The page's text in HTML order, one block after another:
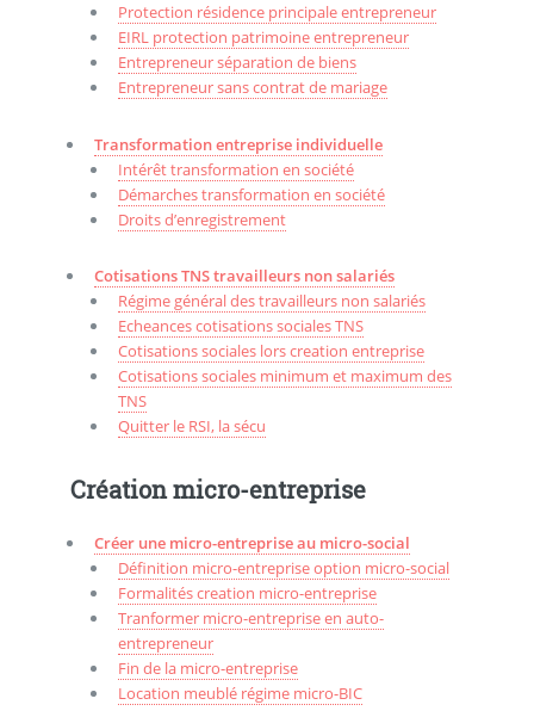
Protection résidence principale entrepreneur
EIRL protection patrimoine entrepreneur
Entrepreneur séparation de biens
Entrepreneur sans contrat de mariage
Transformation entreprise individuelle
Intérêt transformation en société
Démarches transformation en société
Droits d’enregistrement
Cotisations TNS travailleurs non salariés
Régime général des travailleurs non salariés
Echeances cotisations sociales TNS
Cotisations sociales lors creation entreprise
Cotisations sociales minimum et maximum des
TNS
Quitter le RSI, la sécu
Création micro-entreprise
Créer une micro-entreprise au micro-social
Définition micro-entreprise option micro-social
Formalités creation micro-entreprise
Tranformer micro-entreprise en auto-
entrepreneur
Fin de la micro-entreprise
Location meublé régime micro-BIC